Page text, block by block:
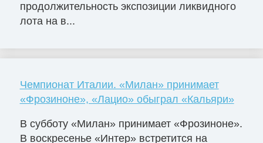
продолжительность экспозиции ликвидного
лота на в...
Чемпионат Италии. «Милан» принимает
«Фрозиноне», «Лацио» обыграл «Кальяри»
В субботу «Милан» принимает «Фрозиноне».
В воскресенье «Интер» встретится на